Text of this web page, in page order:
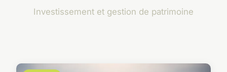
Investissement et gestion de patrimoine